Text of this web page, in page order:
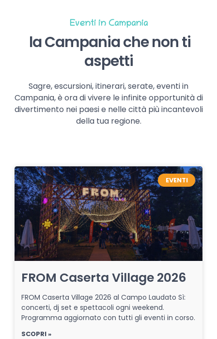
Eventi in Campania
la Campania che non ti
aspetti
Sagre, escursioni, itinerari, serate, eventi in
Campania, è ora di vivere le infinite opportunità di
divertimento nei paesi e nelle città più incantevoli
della tua regione.
EVENTI
FROM Caserta Village 2026
FROM Caserta Village 2026 al Campo Laudato Sì:
concerti, dj set e spettacoli ogni weekend.
Programma aggiornato con tutti gli eventi in corso.
SCOPRI »